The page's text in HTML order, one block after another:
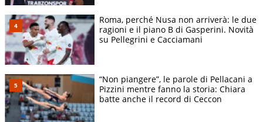
Roma, perché Nusa non arriverà: le due
ragioni e il piano B di Gasperini. Novità
su Pellegrini e Cacciamani
“Non piangere”, le parole di Pellacani a
Pizzini mentre fanno la storia: Chiara
batte anche il record di Ceccon